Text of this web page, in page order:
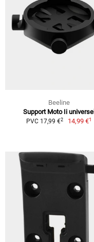
Beeline
Support Moto Ii universel
PVC 17,99 €2 14,99 €1